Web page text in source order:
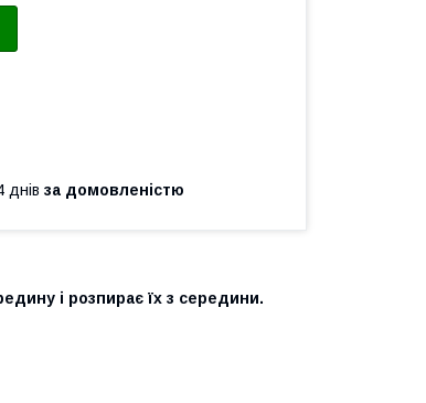
днів за домовленістю
і розпирає їх з середини.